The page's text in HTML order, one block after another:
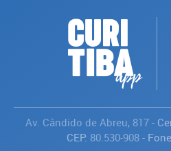
Av. Cândido de Abreu, 817-
CEP: 80.530-908-